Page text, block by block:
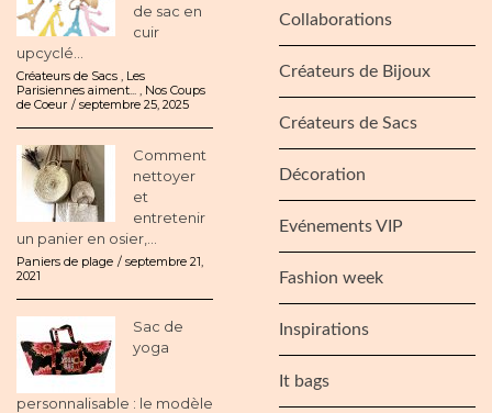
de sac en
cuir
upcyclé...
Créateurs de Sacs
Les
Parisiennes aiment...
Nos Coups
de Coeur
septembre 25, 2025
Comment
nettoyer
et
entretenir
un panier en osier,...
Paniers de plage
septembre 21,
2021
Sac de
yoga
personnalisable : le modèle
Collaborations
Créateurs de Bijoux
Créateurs de Sacs
Décoration
Evénements VIP
Fashion week
Inspirations
It bags